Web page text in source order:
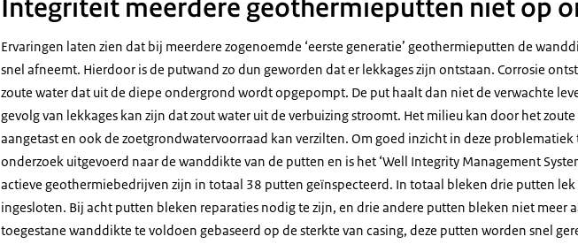
Integriteit meerdere geothermieputten niet op
Ervaringen laten zien dat bij meerdere zogenoemde ‘eerste generatie’ geothermieputten de
snel afneemt. Hierdoor is de putwand zo dun geworden dat er lekkages zijn ontstaan. Corrosie
zoute water dat uit de diepe ondergrond wordt opgepompt. De put haalt dan niet de verwachte
gevolg van lekkages kan zijn dat zout water uit de verbuizing stroomt. Het milieu kan door het
aangetast en ook de zoetgrondwatervoorraad kan verzilten. Om goed inzicht in deze problematiek
onderzoek uitgevoerd naar de wanddikte van de putten en is het ‘Well Integrity Management
actieve geothermiebedrijven zijn in totaal 38 putten geïnspecteerd. In totaal bleken drie putten lek
ingesloten. Bij acht putten bleken reparaties nodig te zijn, en drie andere putten bleken niet meer
toegestane wanddikte te voldoen gebaseerd op de sterkte van casing, deze putten worden snel